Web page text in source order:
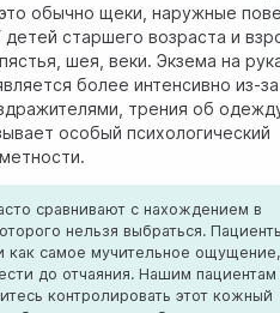
обычно щеки, наружные
старшего возраста и
шея, веки. Экзема на
более интенсивно из-за
трения об
особый психологический
сравнивают с нахождением в
нельзя выбраться.
как самое мучительное
до отчаяния. Нашим пациентам
контролировать этот кожный